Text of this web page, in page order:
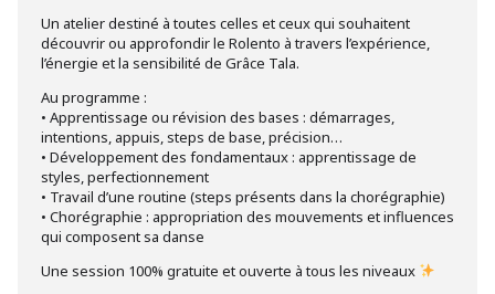
Un atelier destiné à toutes celles et ceux qui souhaitent
découvrir ou approfondir le Rolento à travers l’expérience,
l’énergie et la sensibilité de Grâce Tala.
Au programme :
• Apprentissage ou révision des bases : démarrages,
intentions, appuis, steps de base, précision…
• Développement des fondamentaux : apprentissage de
styles, perfectionnement
• Travail d’une routine (steps présents dans la chorégraphie)
• Chorégraphie : appropriation des mouvements et influences
qui composent sa danse
Une session 100% gratuite et ouverte à tous les niveaux